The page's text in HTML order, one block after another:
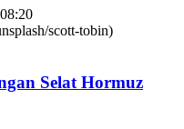
Selat Hormuz